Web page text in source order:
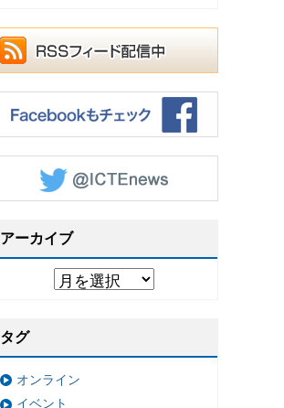
アーカイブ
タグ
オンライン
イベント